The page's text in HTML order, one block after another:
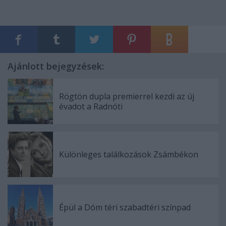
Ajánlott bejegyzések:
Rögtön dupla premierrel kezdi az új
évadot a Radnóti
Különleges találkozások Zsámbékon
Épül a Dóm téri szabadtéri színpad